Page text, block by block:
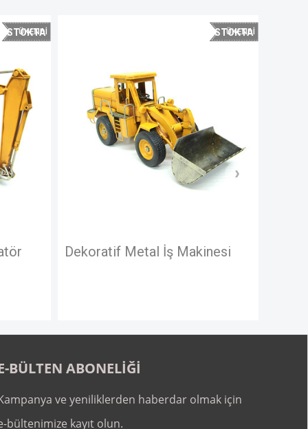
Makinesi
Dekoratif Metal Araba
BÜLTEN ABONELİĞİ
ve yeniliklerden haberdar olmak için
bültenimize kayıt olun.